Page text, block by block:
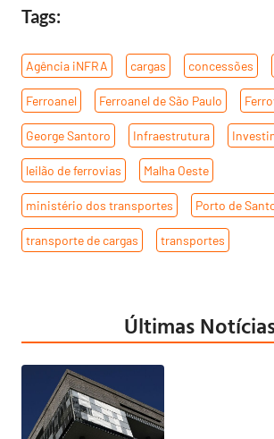
Tags:
Agência iNFRA cargas concessões
Ferroanel Ferroanel de São Paulo
George Santoro Infraestrutura
leilão de ferrovias Malha Oeste
ministério dos transportes Porto de
transporte de cargas transportes
Últimas